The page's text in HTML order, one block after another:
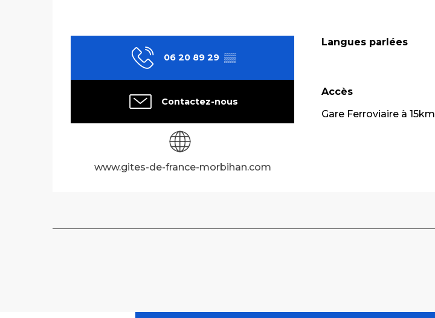
06 20 89 29 ▒▒
Contactez-nous
www.gites-de-france-morbihan.com
Langues parlées
Langues parlées
Accès
Accès
Gare Ferroviaire à 15km